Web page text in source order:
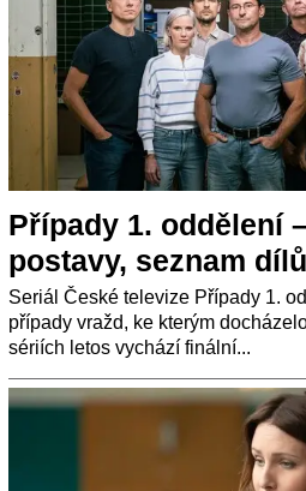
Případy 1. oddělení
postavy, seznam
Seriál České televize Případy 1.
případy vražd, ke kterým
sériích letos vychází finální...